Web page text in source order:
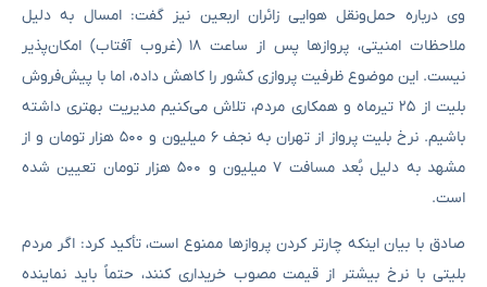
وی درباره حمل‌ونقل هوایی زائران اربعین نیز گفت: امسال به دلیل
ملاحظات امنیتی، پروازها پس از ساعت ۱۸ (غروب آفتاب) امکان‌پذیر
نیست. این موضوع ظرفیت پروازی کشور را کاهش داده، اما با پیش‌فروش
بلیت از ۲۵ تیرماه و همکاری مردم، تلاش می‌کنیم مدیریت بهتری داشته
باشیم. نرخ بلیت پرواز از تهران به نجف ۶ میلیون و ۵۰۰ هزار تومان و از
مشهد به دلیل بُعد مسافت ۷ میلیون و ۵۰۰ هزار تومان تعیین شده
است.
صادق با بیان اینکه چارتر کردن پروازها ممنوع است، تأکید کرد: اگر مردم
بلیتی با نرخ بیشتر از قیمت مصوب خریداری کنند، حتماً باید نماینده